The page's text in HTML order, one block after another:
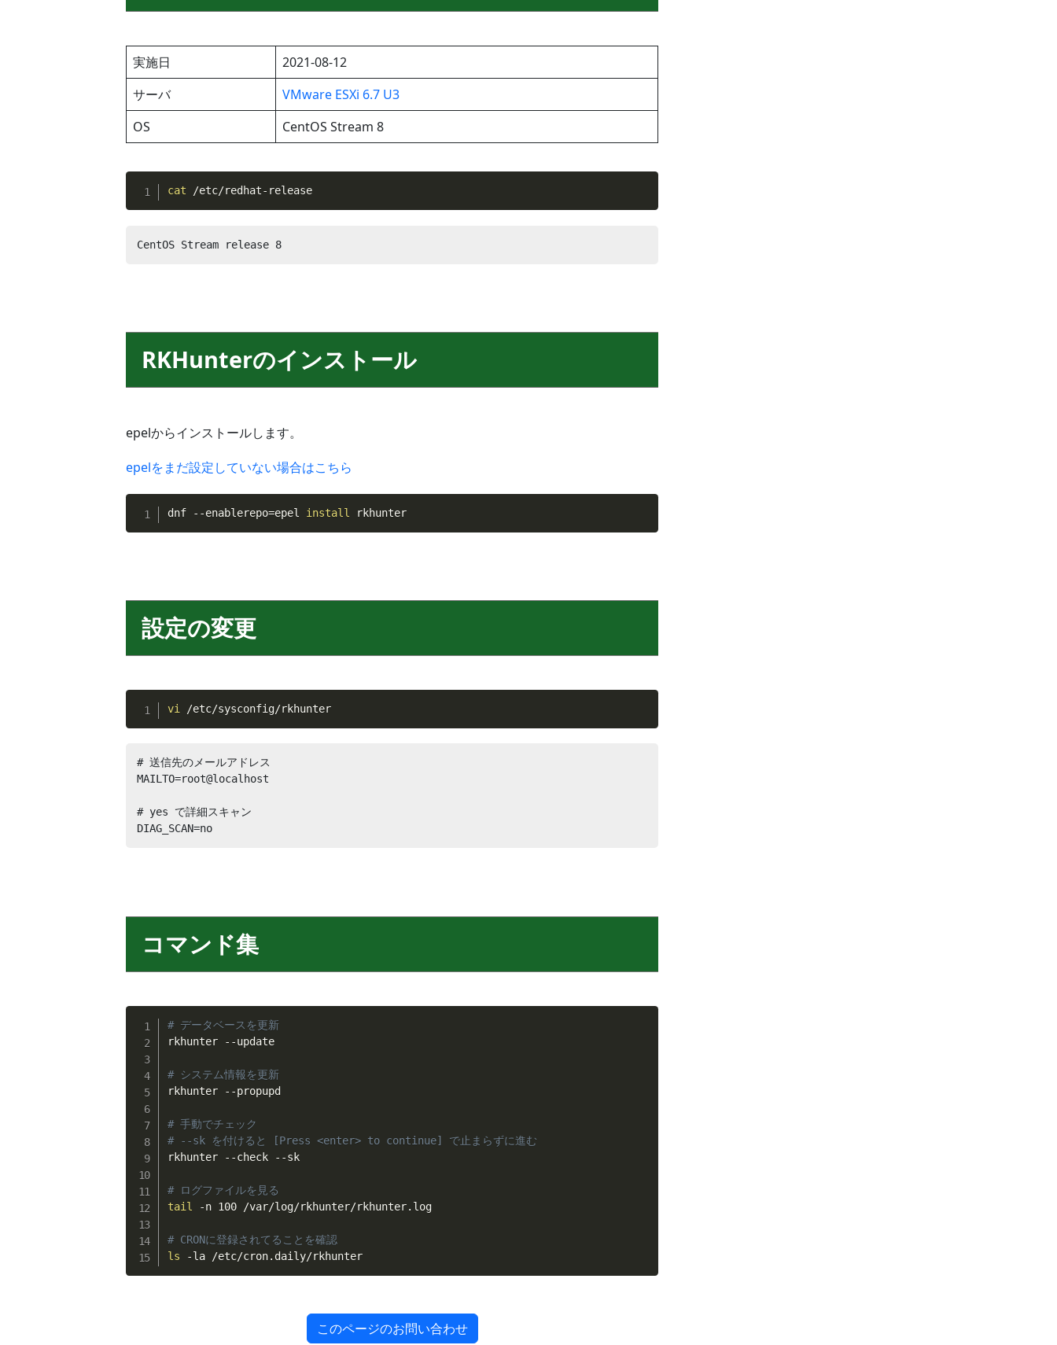
実施日
2021-08-12
サーバ
VMware ESXi 6.7 U3
OS
CentOS Stream 8
cat /etc/redhat-release
CentOS Stream release 8
RKHunterのインストール
epelからインストールします。
epelをまだ設定していない場合はこちら
dnf --enablerepo=epel install rkhunter
設定の変更
vi /etc/sysconfig/rkhunter
# 送信先のメールアドレス
MAILTO=root@localhost
# yes で詳細スキャン
DIAG_SCAN=no
コマンド集
# データベースを更新
rkhunter --update
# システム情報を更新
rkhunter --propupd
# 手動でチェック
# --sk を付けると [Press <enter> to continue] で止まらずに進む
rkhunter --check --sk
# ログファイルを見る
tail
-n 100 /var/log/rkhunter/rkhunter.log
# CRONに登録されてることを確認
ls -la /etc/cron.daily/rkhunter
このページのお問い合わせ